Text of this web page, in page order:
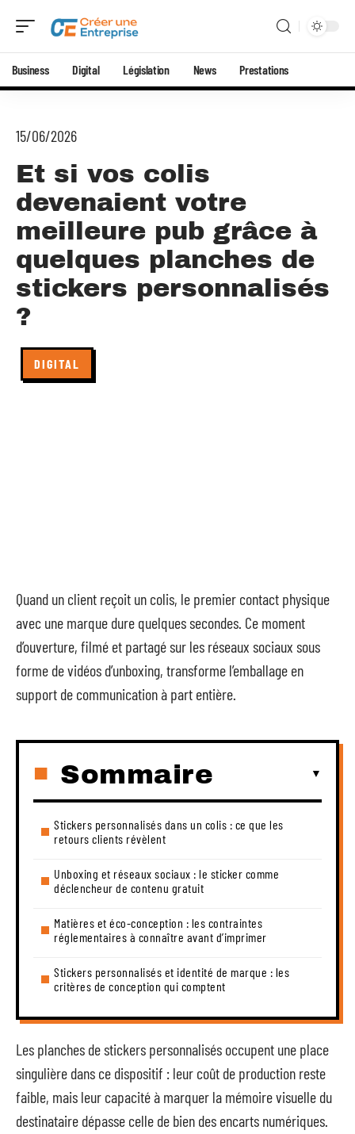
Business Digital Législation News Prestations
15/06/2026
Et si vos colis
devenaient votre
meilleure pub grâce à
quelques planches de
stickers personnalisés
?
DIGITAL
Quand un client reçoit un colis, le premier contact physique
avec une marque dure quelques secondes. Ce moment
d’ouverture, filmé et partagé sur les réseaux sociaux sous
forme de vidéos d’unboxing, transforme l’emballage en
support de communication à part entière.
Sommaire
Stickers personnalisés dans un colis : ce que les
retours clients révèlent
Unboxing et réseaux sociaux : le sticker comme
déclencheur de contenu gratuit
Matières et éco-conception : les contraintes
réglementaires à connaître avant d’imprimer
Stickers personnalisés et identité de marque : les
critères de conception qui comptent
Les planches de stickers personnalisés occupent une place
singulière dans ce dispositif : leur coût de production reste
faible, mais leur capacité à marquer la mémoire visuelle du
destinataire dépasse celle de bien des encarts numériques.